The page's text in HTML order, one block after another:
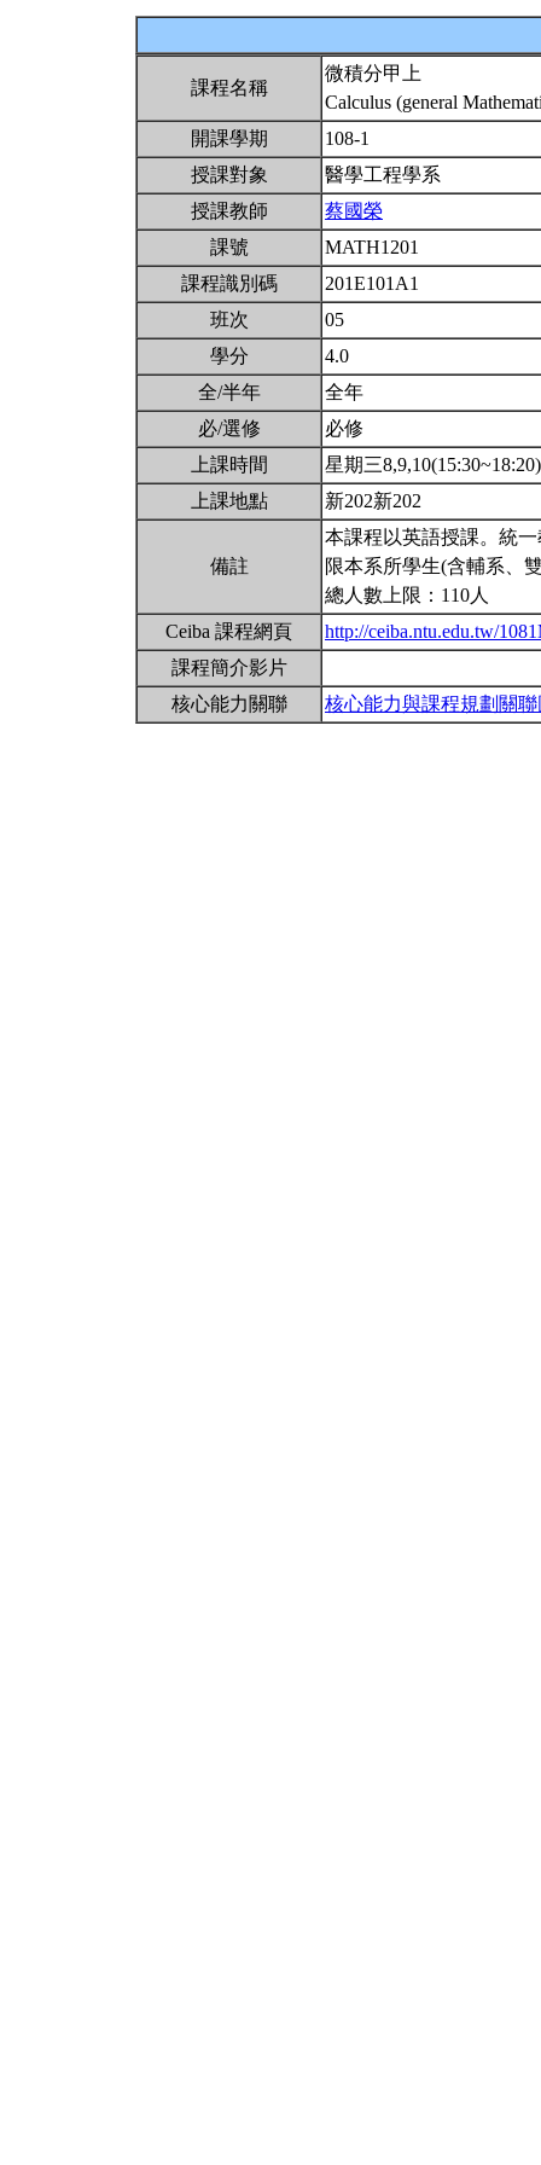
課程名稱
微積分甲上
Calculus (general
開課學期
108-1
授課對象
醫學工程學系
授課教師
蔡國榮
課號
MATH1201
課程識別碼
201E101A1
班次
05
學分
4.0
全/半年
全年
必/選修
必修
上課時間
星期三
上課地點
新202新202
備註
本課程以英語授課。統
限本系所學生(含輔系、
總人數上限：110人
Ceiba 課程網頁
http://ceiba.ntu.edu.tw/
課程簡介影片
核心能力關聯
核心能力與課程規劃關聯